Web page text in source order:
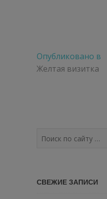
Навигация
по
Опубликовано в
Желтая визитка
СВЕЖИЕ ЗАПИСИ